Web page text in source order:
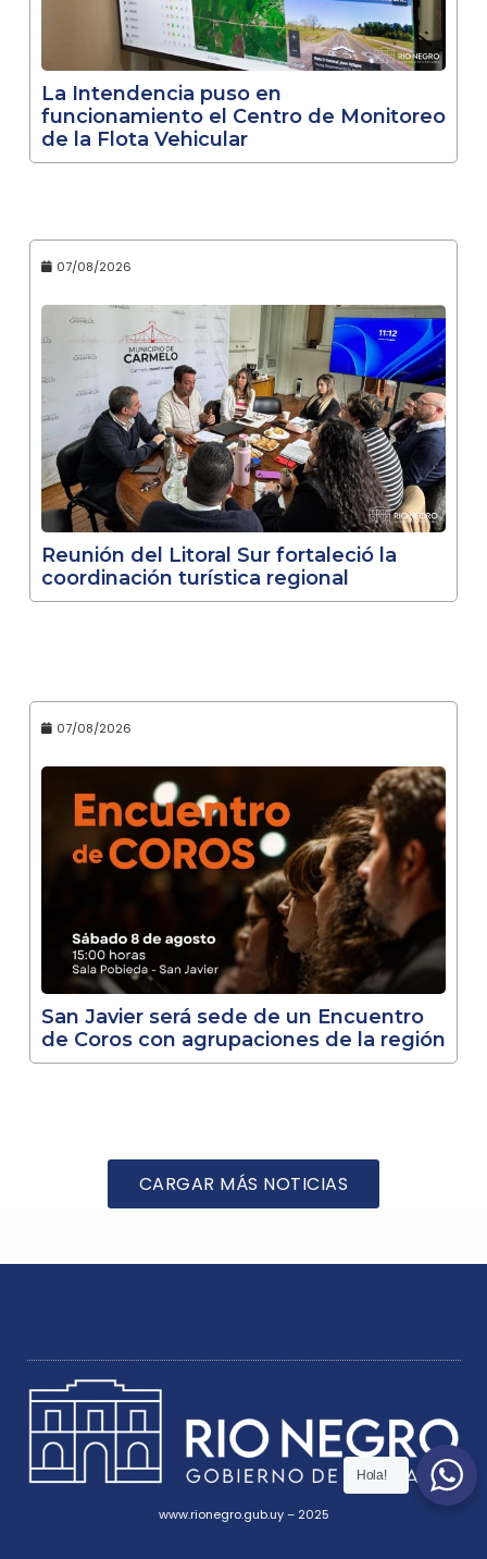
La Intendencia puso en
funcionamiento el Centro de Monitoreo
de la Flota Vehicular
07/08/2026
Reunión del Litoral Sur fortaleció la
coordinación turística regional
07/08/2026
San Javier será sede de un Encuentro
de Coros con agrupaciones de la región
CARGAR MÁS NOTICIAS
www.rionegro.gub.uy – 2025
Hola!